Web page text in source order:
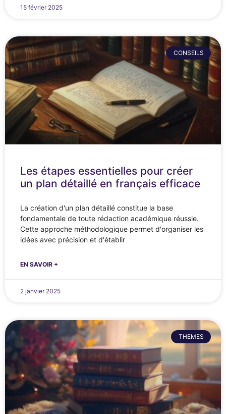
15 février 2025
CONSEILS
Les étapes essentielles pour créer
un plan détaillé en français efficace
La création d'un plan détaillé constitue la base
fondamentale de toute rédaction académique réussie.
Cette approche méthodologique permet d'organiser les
idées avec précision et d'établir
EN SAVOIR +
2 janvier 2025
THEMES